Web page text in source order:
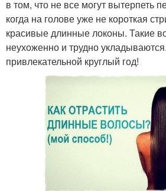
в том, что не все могут вытерпеть
когда на голове уже не короткая
красивые длинные локоны. Такие
неухоженно и трудно
привлекательной круглый год!